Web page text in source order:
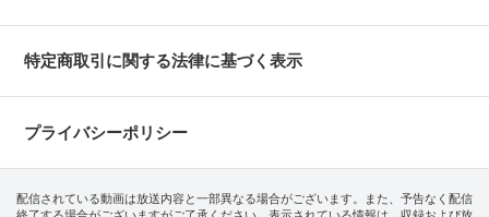
特定商取引に関する法律に基づく表示
プライバシーポリシー
配信されている動画は放送内容と一部異なる場合がございます。また、予告なく配信